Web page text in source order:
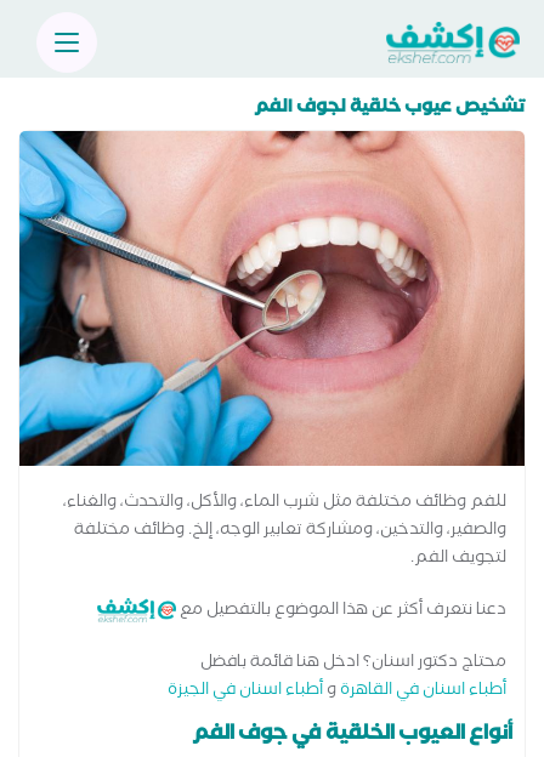
تشخيص عيوب خلقية لجوف الفم
للفم وظائف مختلفة مثل شرب الماء، والأكل، والتحدث، والغناء،
والصفير، والتدخين، ومشاركة تعابير الوجه، إلخ. وظائف مختلفة
لتجويف الفم.
دعنا نتعرف أكثر عن هذا الموضوع بالتفصيل مع
محتاج دكتور اسنان؟ ادخل هنا قائمة بافضل
أطباء اسنان في القاهرةوأطباء اسنان في الجيزة
أنواع العيوب الخلقية في جوف الفم